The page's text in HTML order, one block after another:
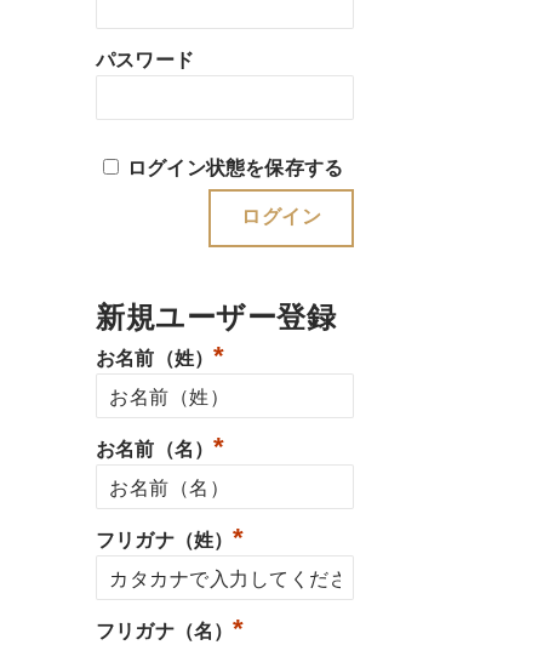
パスワード
ログイン状態を保存する
新規ユーザー登録
お名前（姓）*
お名前（名）*
フリガナ（姓）*
フリガナ（名）*